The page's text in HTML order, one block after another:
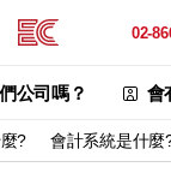
02-
公司嗎？ 會
? 會計系統是什麼